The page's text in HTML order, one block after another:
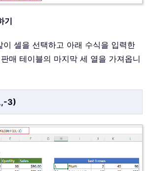
기
셀을 선택하고 아래 수식을 입력한
매 테이블의 마지막 세 열을 가져옵니
3)